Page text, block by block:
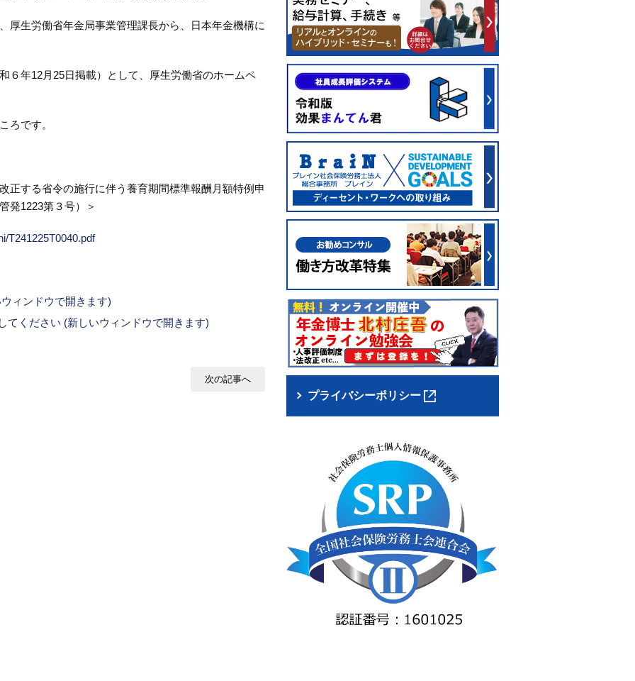
厚生労働省年金局事業管理課長から、日本年金機構に
６年12月25日掲載）として、厚生労働省のホームペ
ろです。
正する省令の施行に伴う養育期間標準報酬月額特例申
発1223第３号）＞
T241225T0040.pdf
ィンドウで開きます)
てください (新しいウィンドウで開きます)
次の記事へ
プライバシーポリシー